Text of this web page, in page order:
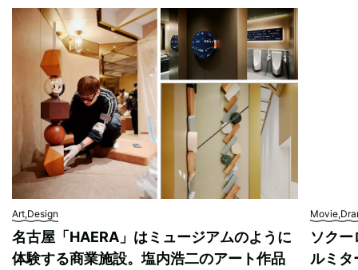
Art,Design
名古屋「HAERA」はミュージアムのように
体験する商業施設。塩内浩二のアート作品
ソク
ルミタ